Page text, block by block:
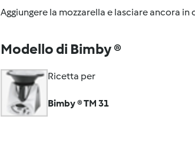
Aggiungere la mozzarella e lasciare ancora
Modello di Bimby ®
Ricetta per
Bimby ® TM 31